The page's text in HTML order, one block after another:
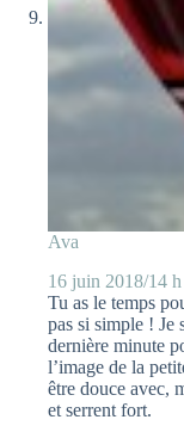
Ava
16 juin 2018/14
Tu as le temps
pas si simple ! Je
dernière minute
l’image de la
être douce avec,
et serrent fort.